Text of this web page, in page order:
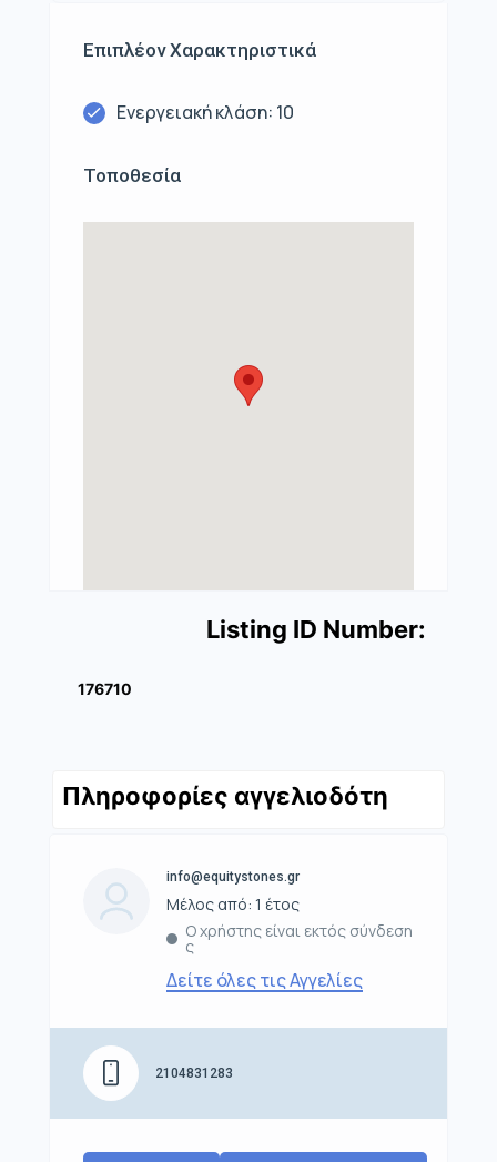
Επιπλέον Χαρακτηριστικά
Ενεργειακή κλάση: 10
Τοποθεσία
Listing ID Number:
176710
Πληροφορίες αγγελιοδότη
info@equitystones.gr
Μέλος από: 1 έτος
Ο χρήστης είναι εκτός σύνδεση
ς
Δείτε όλες τις Αγγελίες
2104831283